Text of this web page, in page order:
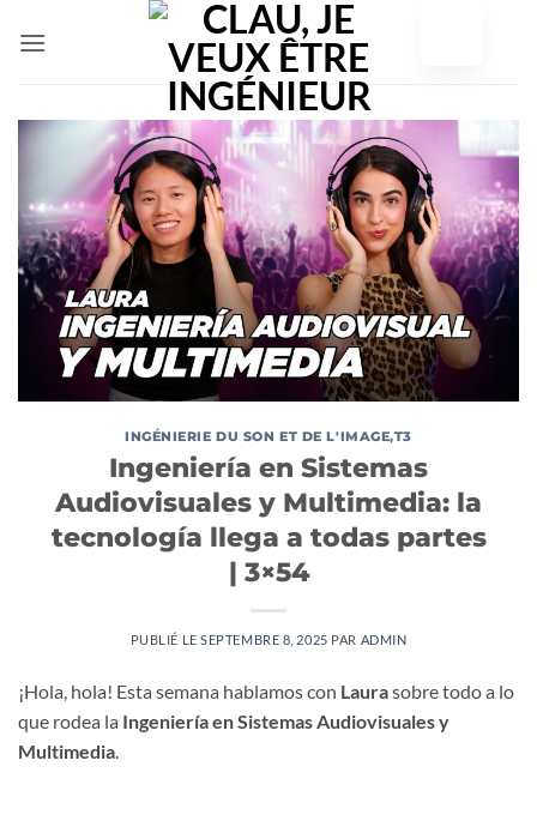
INGÉNIERIE DU SON ET DE L'IMAGE,T3
Ingeniería en Sistemas
Audiovisuales y Multimedia: la
tecnología llega a todas partes
| 3×54
PUBLIÉ LESEPTEMBRE 8, 2025 PAR ADMIN
¡Hola, hola! Esta semana hablamos con Laurasobre todo a lo
que rodea la Ingeniería en Sistemas Audiovisuales y
Multimedia